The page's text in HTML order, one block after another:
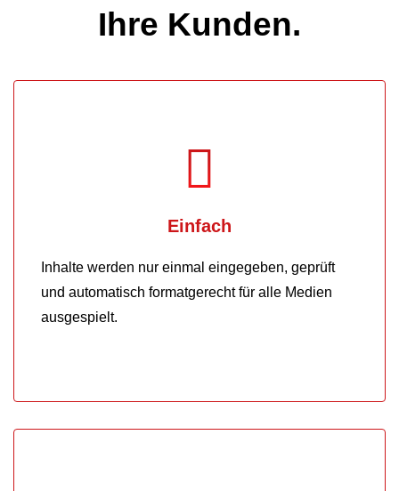
Ihre Kunden.
Einfach
Inhalte werden nur einmal eingegeben, geprüft
und automatisch formatgerecht für alle Medien
ausgespielt.